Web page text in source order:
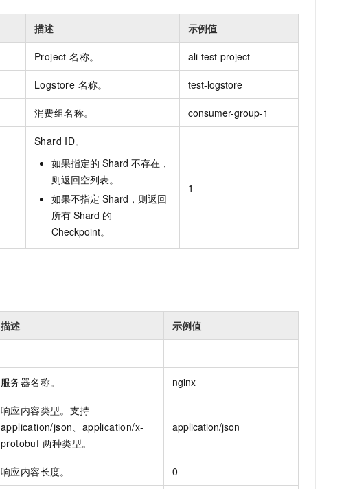
描述 示例值
Project 名称。 ali-test-project
Logstore 名称。 test-logstore
消费组名称。 consumer-group-1
Shard ID。
如果指定的 Shard 不存在，
则返回空列表。
如果不指定 Shard，则返回
所有 Shard 的
Checkpoint。
1
描述 示例值
服务器名称。 nginx
响应内容类型。支持
application/json、application/x-
protobuf 两种类型。
application/json
响应内容长度。 0